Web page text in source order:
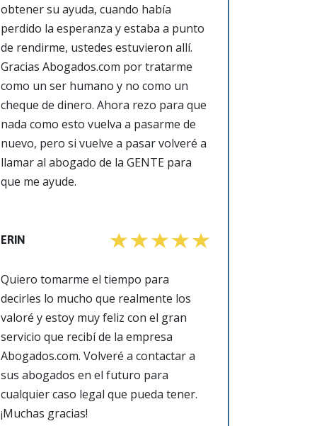
obtener su ayuda, cuando había
perdido la esperanza y estaba a punto
de rendirme, ustedes estuvieron allí.
Gracias Abogados.com por tratarme
como un ser humano y no como un
cheque de dinero. Ahora rezo para que
nada como esto vuelva a pasarme de
nuevo, pero si vuelve a pasar volveré a
llamar al abogado de la GENTE para
que me ayude.
ERIN
Quiero tomarme el tiempo para
decirles lo mucho que realmente los
valoré y estoy muy feliz con el gran
servicio que recibí de la empresa
Abogados.com. Volveré a contactar a
sus abogados en el futuro para
cualquier caso legal que pueda tener.
¡Muchas gracias!